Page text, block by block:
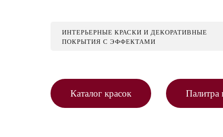
ИНТЕРЬЕРНЫЕ КРАСКИ И ДЕКОРАТИВНЫЕ
ПОКРЫТИЯ С ЭФФЕКТАМИ
Каталог красок Палитра